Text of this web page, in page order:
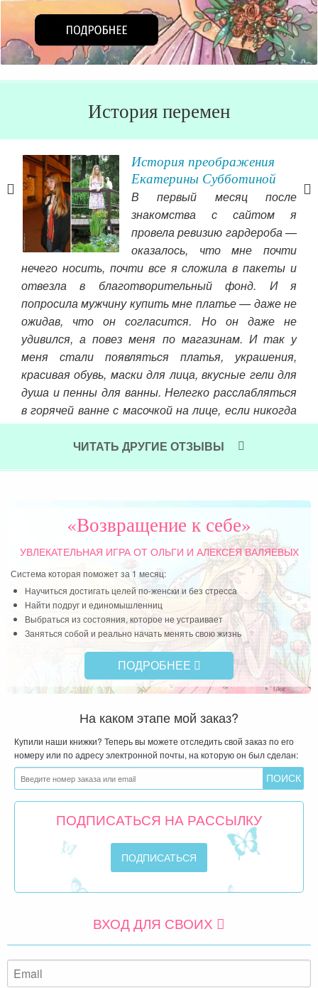
История перемен
История преображения
Екатерины Субботиной
В первый месяц после
знакомства с сайтом я
провела ревизию гардероба —
оказалось, что мне почти
нечего носить, почти все я сложила в пакеты и
отвезла в благотворительный фонд. И я
попросила мужчину купить мне платье — даже не
ожидав, что он согласится. Но он даже не
удивился, а повез меня по магазинам. И так у
меня стали появляться платья, украшения,
красивая обувь, маски для лица, вкусные гели для
душа и пенны для ванны. Нелегко расслабляться
в горячей ванне с масочкой на лице, если никогда
этого не делала, первое время я чувствовала
себя дурой. Дурой чувствовала и в новых платьях,
пришла на маникюр. Мне было 25 лет, а я в
первый раз в жизни появилась в салоне красоты!
Сама не верю теперь.
ЧИТАТЬ ДРУГИЕ ОТЗЫВЫ
«Возвращение к себе»
УВЛЕКАТЕЛЬНАЯ ИГРАОТ ОЛЬГИ И АЛЕКСЕЯ ВАЛЯЕВЫХ
Система которая поможет за 1 месяц:
Научиться достигать целей по-женски и без стресса
Найти подруг и единомышленниц
Выбраться из состояния, которое не устраивает
Заняться собой и реально начать менять свою жизнь
ПОДРОБНЕЕ
На каком этапе мой заказ?
Купили наши книжки? Теперь вы можете отследить свой заказ по его
номеру или по адресу электронной почты, на которую он был сделан:
ПОДПИСАТЬСЯ НА РАССЫЛКУ
ВХОД ДЛЯ СВОИХ